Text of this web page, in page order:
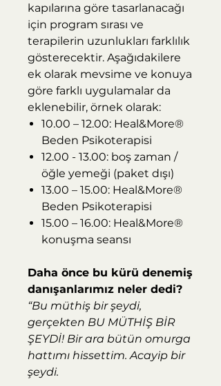
kapılarına göre tasarlanacağı
için program sırası ve
terapilerin uzunlukları farklılık
gösterecektir. Aşağıdakilere
ek olarak mevsime ve konuya
göre farklı uygulamalar da
eklenebilir, örnek olarak:
10.00 – 12.00: Heal&More®
Beden Psikoterapisi
12.00 - 13.00: boş zaman /
öğle yemeği (paket dışı)
13.00 – 15.00: Heal&More®
Beden Psikoterapisi
15.00 – 16.00: Heal&More®
konuşma seansı
Daha önce bu kürü denemiş
danışanlarımız neler dedi?
“Bu müthiş bir şeydi,
gerçekten BU MÜTHİŞ BİR
ŞEYDİ! Bir ara bütün omurga
hattımı hissettim. Acayip bir
şeydi.